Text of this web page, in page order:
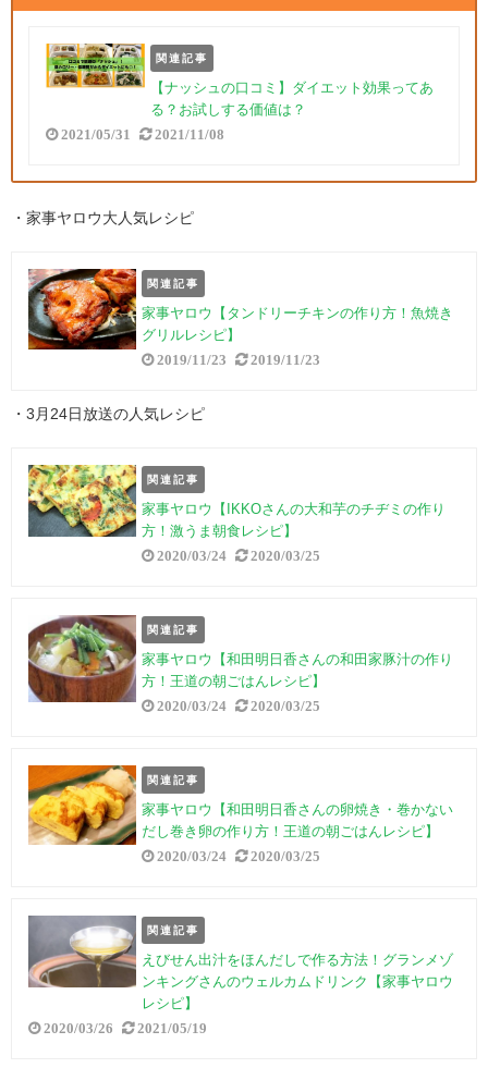
関連記事
【ナッシュの口コミ】ダイエット効果ってあ
る？お試しする価値は？
2021/05/31 2021/11/08
・家事ヤロウ大人気レシピ
関連記事
家事ヤロウ【タンドリーチキンの作り方！魚焼き
グリルレシピ】
2019/11/23 2019/11/23
・3月24日放送の人気レシピ
関連記事
家事ヤロウ【IKKOさんの大和芋のチヂミの作り
方！激うま朝食レシピ】
2020/03/24 2020/03/25
関連記事
家事ヤロウ【和田明日香さんの和田家豚汁の作り
方！王道の朝ごはんレシピ】
2020/03/24 2020/03/25
関連記事
家事ヤロウ【和田明日香さんの卵焼き・巻かない
だし巻き卵の作り方！王道の朝ごはんレシピ】
2020/03/24 2020/03/25
関連記事
えびせん出汁をほんだしで作る方法！グランメゾ
ンキングさんのウェルカムドリンク【家事ヤロウ
レシピ】
2020/03/26 2021/05/19